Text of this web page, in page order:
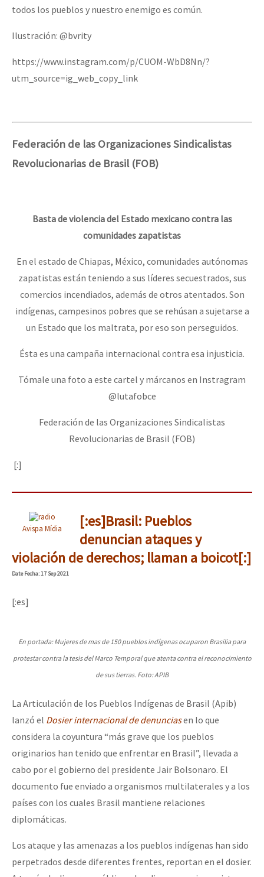
todos los pueblos y nuestro enemigo es común.
Ilustración: @bvrity
https://www.instagram.com/p/CUOM-WbD8Nn/?
utm_source=ig_web_copy_link
Federación de las Organizaciones Sindicalistas
Revolucionarias de Brasil (FOB)
Basta de violencia del Estado mexicano contra las
comunidades zapatistas
En el estado de Chiapas, México, comunidades autónomas
zapatistas están teniendo a sus líderes secuestrados, sus
comercios incendiados, además de otros atentados. Son
indígenas, campesinos pobres que se rehúsan a sujetarse a
un Estado que los maltrata, por eso son perseguidos.
Ésta es una campaña internacional contra esa injusticia.
Tómale una foto a este cartel y márcanos en Instragram
@lutafobce
Federación de las Organizaciones Sindicalistas
Revolucionarias de Brasil (FOB)
[:]
Avispa Mídia
[:es]Brasil: Pueblos
denuncian ataques y
violación de derechos; llaman a boicot[:]
DateFecha: 17 Sep 2021
[:es]
En portada: Mujeres de mas de 150 pueblos indígenas ocuparon Brasilia para
protestar contra la tesis del Marco Temporal que atenta contra el reconocimiento
de sus tierras. Foto: APIB
La Articulación de los Pueblos Indígenas de Brasil (Apib)
lanzó el Dosier internacional de denunciasen lo que
considera la coyuntura “más grave que los pueblos
originarios han tenido que enfrentar en Brasil”, llevada a
cabo por el gobierno del presidente Jair Bolsonaro. El
documento fue enviado a organismos multilaterales y a los
países con los cuales Brasil mantiene relaciones
diplomáticas.
Los ataque y las amenazas a los pueblos indígenas han sido
perpetrados desde diferentes frentes, reportan en el dosier.